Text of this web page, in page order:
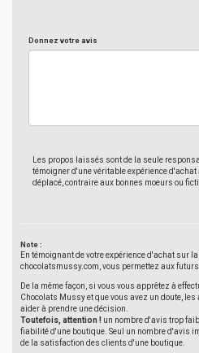
Donnez votre avis
Les propos laissés sont de la seule
témoigner d'une véritable expérience
déplacé, contraire aux bonnes moeurs ou
Note :
En témoignant de votre expérience d'achat sur
chocolatsmussy.com, vous permettez aux
De la même façon, si vous vous apprêtez à
Chocolats Mussy et que vous avez un doute,
aider à prendre une décision.
Toutefois, attention ! un nombre d'avis trop
fiabilité d'une boutique. Seul un nombre d'avis
de la satisfaction des clients d'une boutique.